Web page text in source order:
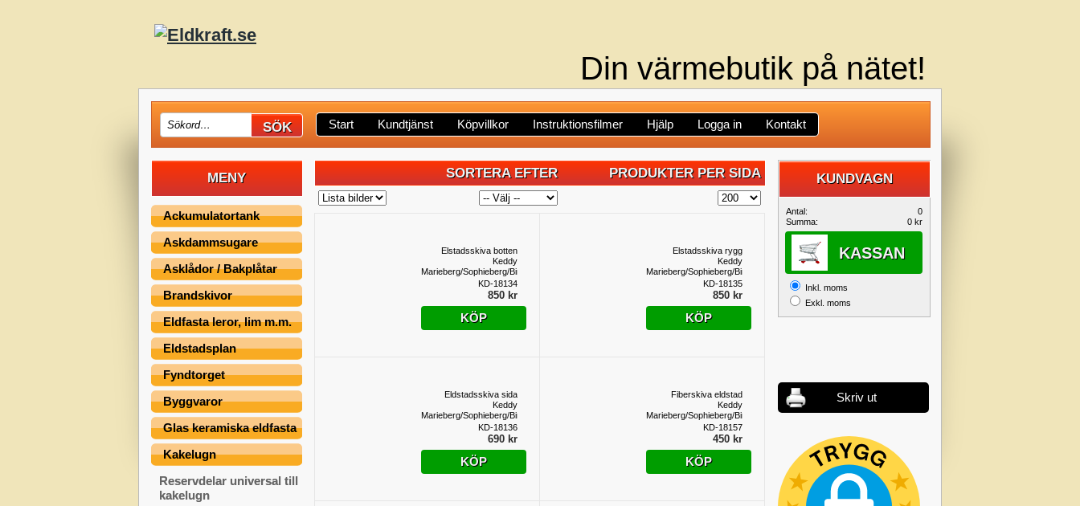
Din värmebutik på nätet!
Start Kundtjänst Köpvillkor Instruktionsfilmer Hjälp Logga in Kontakt
MENY
Ackumulatortank
Askdammsugare
Asklådor / Bakplåtar
Brandskivor
Eldfasta leror, lim m.m.
Eldstadsplan
Fyndtorget
Byggvaror
Glas keramiska eldfasta
Kakelugn
Reservdelar universal till
kakelugn
KUNDVAGN
KUNDVAGN
Antal:
0
Summa:
0 kr
KASSAN
Inkl. moms
Exkl. moms
Skriv ut
SORTERA EFTER PRODUKTER PER SIDA
Elstadsskiva botten
Keddy
Marieberg/Sophieberg/Birkaugnen
KD-18134
850 kr
KÖP
Elstadsskiva rygg
Keddy
Marieberg/Sophieberg/Birkaugnen
KD-18135
850 kr
KÖP
Eldstadsskiva sida
Keddy
Marieberg/Sophieberg/Birkaugnen
KD-18136
690 kr
KÖP
Fiberskiva eldstad
Keddy
Marieberg/Sophieberg/Birkaugnen
KD-18157
450 kr
KÖP